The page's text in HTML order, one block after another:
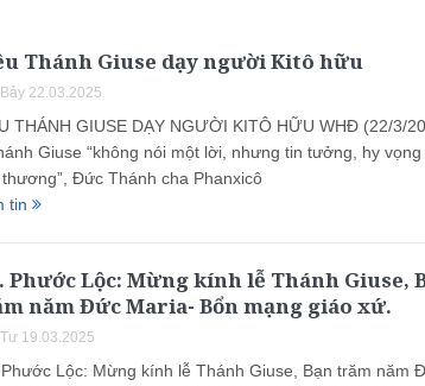
Thánh Giuse dạy người Kitô hữu
22.03.2025
THÁNH GIUSE DẠY NGƯỜI KITÔ HỮU WHĐ (22/3/
Giuse “không nói một lời, nhưng tin tưởng, hy vọng
Đức Thánh cha Phanxicô
tin
Phước Lộc: Mừng kính lễ Thánh Giuse,
năm Đức Maria- Bổn mạng giáo xứ.
19.03.2025
Lộc: Mừng kính lễ Thánh Giuse, Bạn trăm năm